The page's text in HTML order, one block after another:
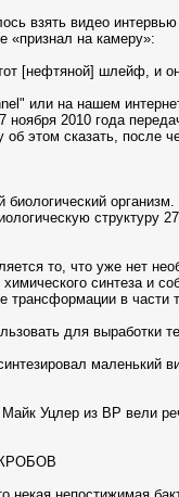
взять видео
«признал на камеру»:
[нефтяной] шлейф, и
или на нашем
2010 года
этом сказать, после
то, что уже нет
синтеза и
трансформации в
для выработки
Уцлер из ВР вели